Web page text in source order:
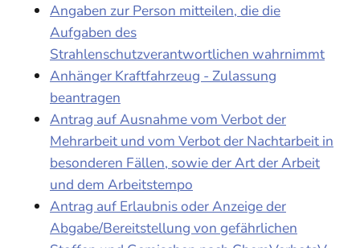
Angaben zur Person mitteilen, die die
Aufgaben des
Strahlenschutzverantwortlichen wahrnimmt
Anhänger Kraftfahrzeug - Zulassung
beantragen
Antrag auf Ausnahme vom Verbot der
Mehrarbeit und vom Verbot der Nachtarbeit in
besonderen Fällen, sowie der Art der Arbeit
und dem Arbeitstempo
Antrag auf Erlaubnis oder Anzeige der
Abgabe/Bereitstellung von gefährlichen